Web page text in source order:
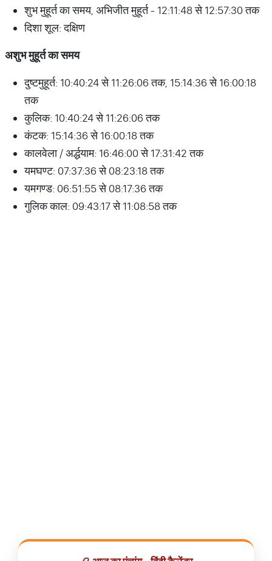
शुभ मुहूर्त का समय, अभिजीत मुहूर्त - 12:11:48 से 12:57:30 तक
दिशा शूल: दक्षिण
अशुभमुहूर्तकासमय
दुष्टमुहूर्त: 10:40:24 से 11:26:06 तक, 15:14:36 से 16:00:18
तक
कुलिक: 10:40:24 से 11:26:06 तक
कंटक: 15:14:36 से 16:00:18 तक
कालवेला / अर्द्धयाम: 16:46:00 से 17:31:42 तक
यमघण्ट: 07:37:36 से 08:23:18 तक
यमगण्ड: 06:51:55 से 08:17:36 तक
गुलिक काल: 09:43:17 से 11:08:58 तक